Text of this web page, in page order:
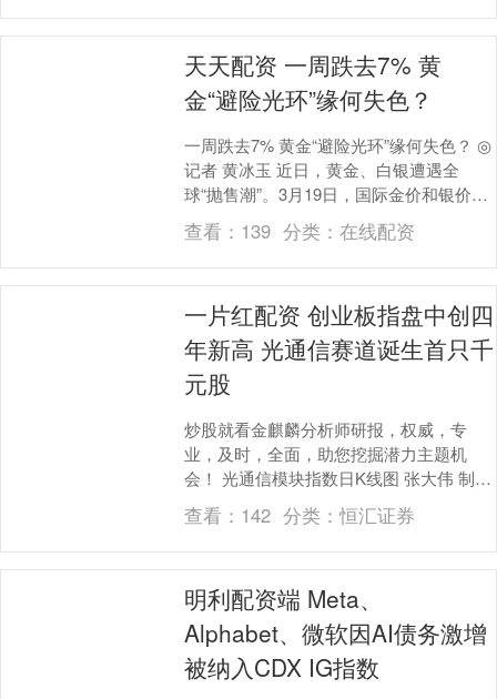
天天配资 一周跌去7% 黄
金“避险光环”缘何失色？
一周跌去7% 黄金“避险光环”缘何失色？ ◎
记者 黄冰玉 近日，黄金、白银遭遇全
球“抛售潮”。3月19日，国际金价和银价均
大幅跳水：现货黄金一度跌至4500美元....
查看： 139 分类： 在线配资
一片红配资 创业板指盘中创四
年新高 光通信赛道诞生首只千
元股
炒股就看金麒麟分析师研报，权威，专
业，及时，全面，助您挖掘潜力主题机
会！ 光通信模块指数日K线图 张大伟 制图
创业板指盘中创四年新高 光通信赛道诞生
首只千元股....
查看： 142 分类：恒汇证券
明利配资端 Meta、
Alphabet、微软因AI债务激增
被纳入CDX IG指数